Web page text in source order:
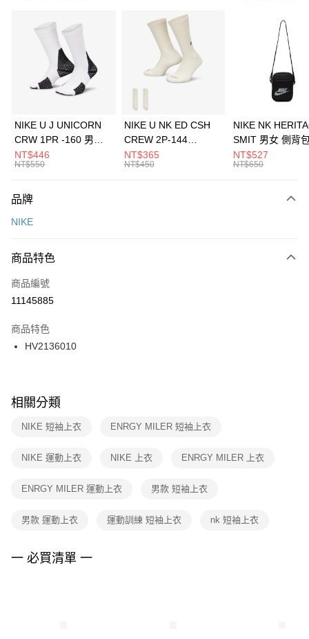
3 期 0 利率 每期 21家銀行
合作金庫商業銀行
第一商業銀行
華南商業銀行
彰化商業銀行
上海商業儲蓄銀行
元大商業銀行
台灣樂天信用卡公司
Apple Pay
全盈+PAY
AFTEE先享後付
【關於「AFTEE先享後付」】
便利好安心！
３．安心：先確認商品／服務後，再付款。
【「AFTEE先享後付」結帳流程】
１．於結帳方式選擇「AFTEE先享後付」後，將跳轉至「AFTEE先享後付」
２．訂單成立數日內，您將收到繳費通知簡訊。
３．收到繳費通知簡訊後14天內，點擊此簡訊中的連結，可透過四大超商／
ATM／網路銀行／等多元方式進行付款，方視為交易完成。
※ 交易是否成功請以「AFTEE先享後付 」之結帳頁面顯示為準，若有關於
是否繳費成功／繳費後需取消欲退款等相關疑問，請聯繫「AFTEE先享後付
客戶支援中心」https://netprotections.freshdesk.com/support/home
１．透過由恩沛科技股份有限公司提供之「AFTEE先享後付」服務完成之交
權轉讓予恩沛科技股份有限公司。
３．未成年的使用者請事先徵得法定代理人或監護人之同意方可使用
４．使用「AFTEE先享後付」時，將依據個別帳號之用戶狀況，依本公司即
運送方式
每筆NT$100，滿NT$1,500(含以上)免運費
宅配
每筆NT$100，滿NT$1,500(含以上)免運費
付款後門市自取
每筆NT$100，滿NT$1,500(含以上)免運費
NIKE U J UNICORN
CRW 1PR -160 男女
中統襪 FZ3393100
NT$446
NT$550
NIKE U NK ED CSH
CREW 2P-144
EMBRDY 男女 短統襪
FZ3073133
NT$365
NT$450
NIKE NK
SMIT 男女 側背
BA5871010
NT$527
NT$650
品牌
NIKE
商品特色
商品編號
11145885
商品特色
HV2136010
相關分類
NIKE 短袖上衣 ENRGY MILER 短袖上衣
NIKE 運動上衣 NIKE 上衣 ENRGY MILER 上衣
ENRGY MILER 運動上衣 男款 短袖上衣
男款 運動上衣 運動訓練 短袖上衣 nk 短袖上衣
一 必買清單 一